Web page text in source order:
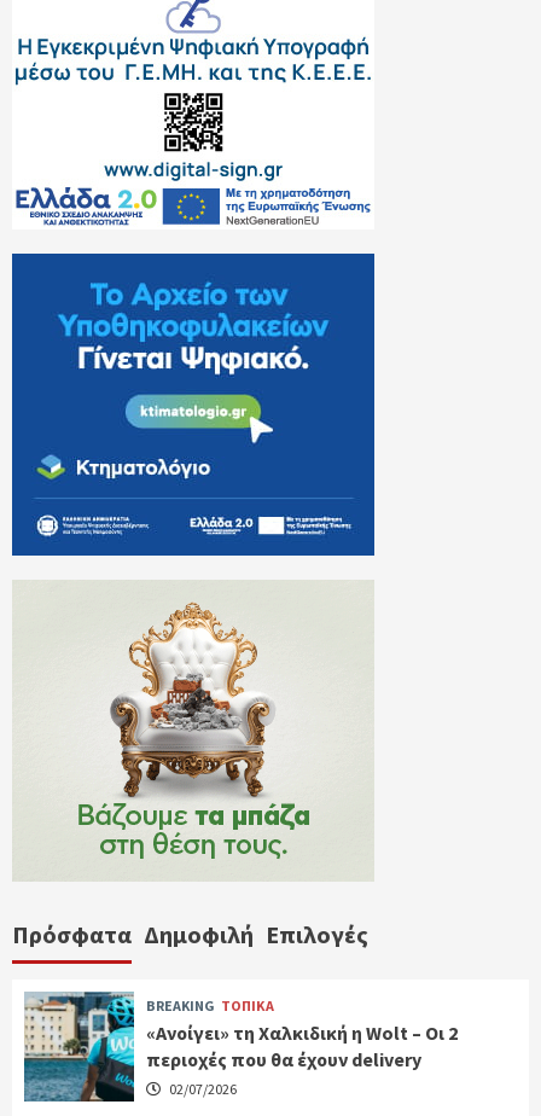
Πρόσφατα Δημοφιλή Επιλογές
BREAKING ΤΟΠΙΚΑ
«Ανοίγει» τη Χαλκιδική η Wolt – Οι 2
περιοχές που θα έχουν delivery
02/07/2026